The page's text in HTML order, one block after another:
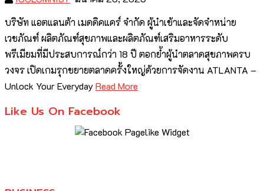
บริษัท แอตแลนต้า เมดดิคแคร์ จำกัด ผู้นำเข้าและจัดจำหน่าย
เวชภัณฑ์ ผลิตภัณฑ์สุขภาพและผลิตภัณฑ์เสริมอาหารระดับ
พรีเมียมที่มีประสบการณ์กว่า 18 ปี ตอกย้ำผู้นำตลาดสุขภาพครบ
วงจร เปิดเกมรุกขยายตลาดครั้งใหญ่ด้วยการจัดงาน ATLANTA –
Unlock Your EverydayRead More
Like Us On Facebook